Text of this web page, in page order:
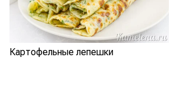
Картофельные лепешки